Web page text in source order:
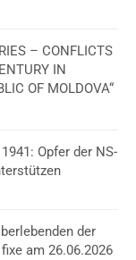
– CONFLICTS
IN
OF MOLDOVA“
Opfer der NS-
der
am 26.06.2026